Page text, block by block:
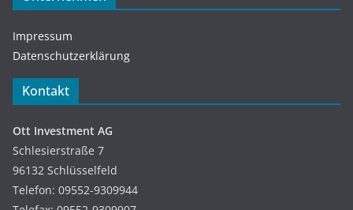
Impressum
Datenschutzerklärung
Kontakt
Ott Investment AG
Schlesierstraße 7
96132 Schlüsselfeld
Telefon: 09552-9309944